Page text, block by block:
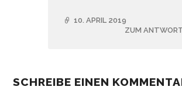
10. APRIL 2019
ZUM
SCHREIBE EINEN